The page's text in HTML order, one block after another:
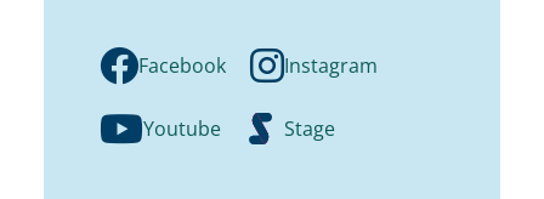
Facebook Instagram
Youtube Stage